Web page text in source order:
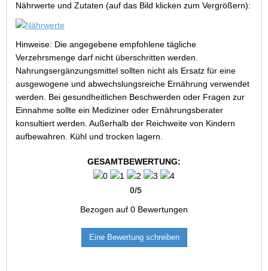
Nährwerte und Zutaten (auf das Bild klicken zum Vergrößern):
Hinweise: Die angegebene empfohlene tägliche
Verzehrsmenge darf nicht überschritten werden.
Nahrungsergänzungsmittel sollten nicht als Ersatz für eine
ausgewogene und abwechslungsreiche Ernährung verwendet
werden. Bei gesundheitlichen Beschwerden oder Fragen zur
Einnahme sollte ein Mediziner oder Ernährungsberater
konsultiert werden. Außerhalb der Reichweite von Kindern
aufbewahren. Kühl und trocken lagern.
GESAMTBEWERTUNG:
0/5
Bezogen auf 0 Bewertungen
Eine Bewertung schreiben